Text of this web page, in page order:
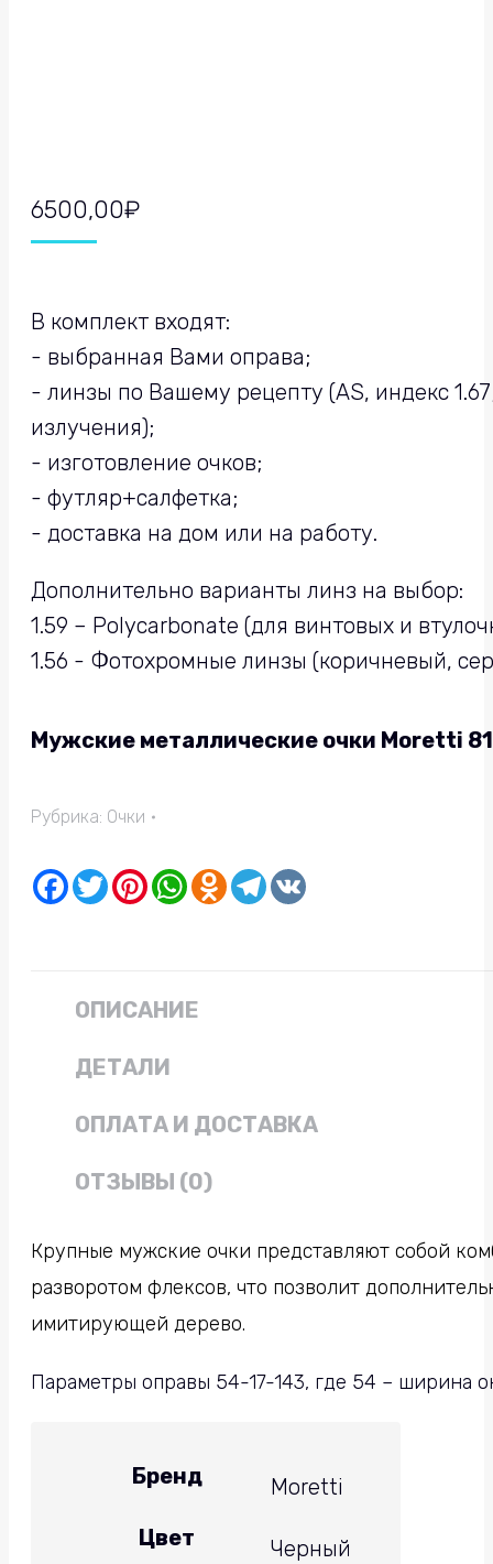
6500,00₽
В комплект входят:
- выбранная Вами оправа;
- линзы по Вашему рецепту (AS, индекс
излучения);
- изготовление очков;
- футляр+салфетка;
- доставка на дом или на работу.
Дополнительно варианты линз на выбор:
1.59 – Polycarbonate (для винтовых и
1.56 - Фотохромные линзы (коричневый,
Мужские металлические очки Moretti
Рубрика: Очки
Facebook
TwitterPinterest
WhatsApp
Odnoklassniki
Telegram
ОПИСАНИЕ
ДЕТАЛИ
ОПЛАТА И ДОСТАВКА
ОТЗЫВЫ (0)
Крупные мужские очки представляют собой
разворотом флексов, что позволит
имитирующей дерево.
Параметры оправы 54-17-143, где 54 – ширина
Бренд
Moretti
Цвет
Черный